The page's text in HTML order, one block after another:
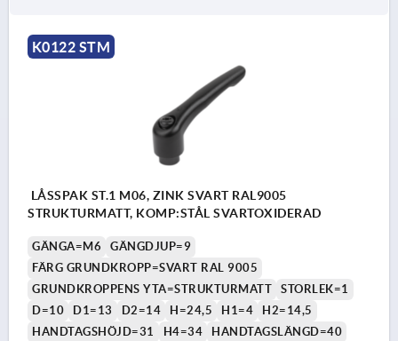
K0122 STM
LÅSSPAK ST.1 M06, ZINK SVART RAL9005
STRUKTURMATT, KOMP:STÅL SVARTOXIDERAD
GÄNGA=M6
GÄNGDJUP=9
FÄRG GRUNDKROPP=SVART RAL 9005
GRUNDKROPPENS YTA=STRUKTURMATT
STORLEK=1
D=10
D1=13 D2=14 H=24,5 H1=4
H2=14,5
HANDTAGSHÖJD=31
H4=34
HANDTAGSLÄNGD=40